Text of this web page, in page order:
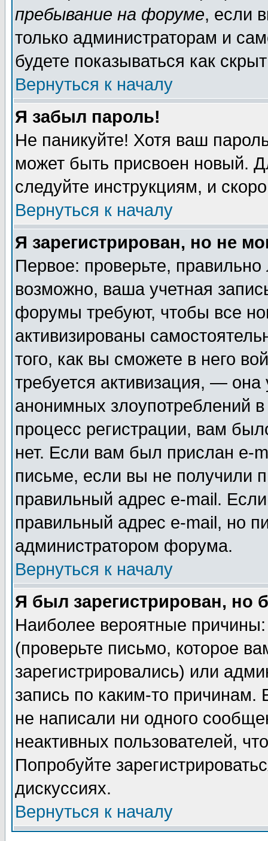
пребывание на форуме, если
только администраторам и
будете показываться как
Вернуться к началу
Я забыл пароль!
Не паникуйте! Хотя ваш
может быть присвоен новый.
следуйте инструкциям, и
Вернуться к началу
Я зарегистрирован, но не
Первое: проверьте,
возможно, ваша учетная
форумы требуют, чтобы все
активизированы
того, как вы сможете в него
требуется активизация, —
анонимных злоупотреблений
процесс регистрации, вам
нет. Если вам был прислан e-
письме, если вы не получили
правильный адрес e-mail.
правильный адрес e-mail, но
администратором форума.
Вернуться к началу
Я был зарегистрирован, но
Наиболее вероятные
(проверьте письмо, которое
зарегистрировались) или
запись по каким-то
не написали ни одного
неактивных пользователей,
Попробуйте
дискуссиях.
Вернуться к началу